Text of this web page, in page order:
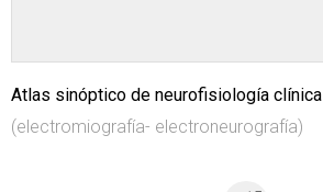
Atlas sinóptico de neurofisiología clínica
(electromiografía- electroneurografía)